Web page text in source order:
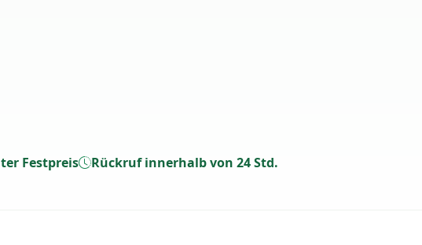
Festpreis Rückruf innerhalb von 24 Std.